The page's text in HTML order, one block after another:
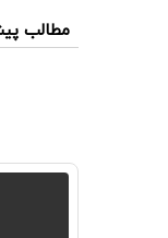
مطالب